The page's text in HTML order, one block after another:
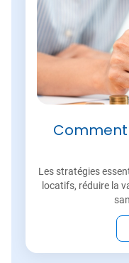
Les stratégies
locatifs, réduire la